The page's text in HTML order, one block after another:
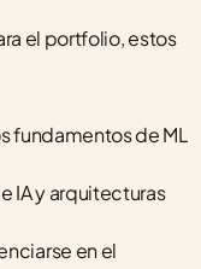
el portfolio, estos
fundamentos de ML
IA y arquitecturas
en el